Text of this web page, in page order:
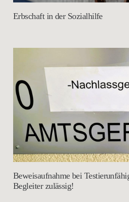
Erbschaft in der Sozialhilfe
Beweisaufnahme bei
Begleiter zulässig!